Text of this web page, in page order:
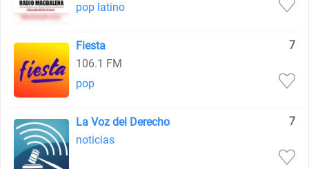
pop latino
Fiesta
7
106.1 FM
pop
La Voz del Derecho
7
noticias